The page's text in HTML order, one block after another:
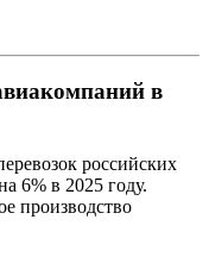
в
российских
6% в 2025 году.
производство